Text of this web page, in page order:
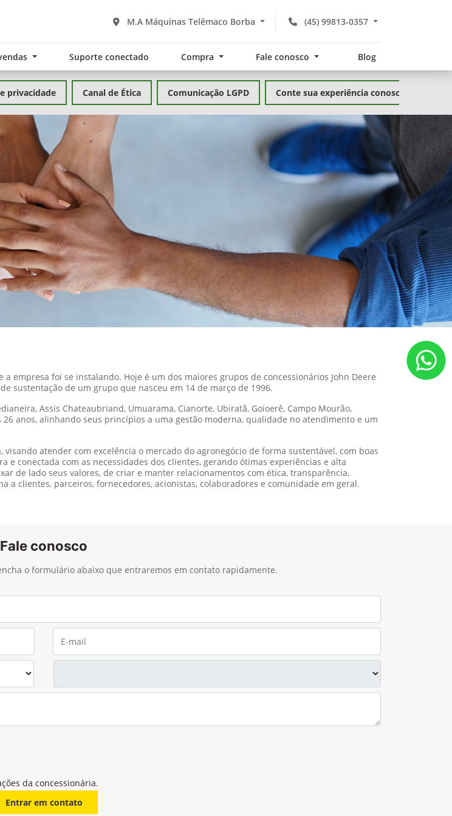
(45) 99813-0357
M.A Máquinas Telêmaco Borba
Suporte conectado Compra Fale conosco Blog
privacidade Canal de Ética Comunicação LGPD Conte sua experiência conosco
empresa foi se instalando. Hoje é um dos maiores grupos de concessionários John Deere
sustentação de um grupo que nasceu em 14 de março de 1996.
Assis Chateaubriand, Umuarama, Cianorte, Ubiratã, Goioerê, Campo Mourão,
anos, alinhando seus princípios a uma gestão moderna, qualidade no atendimento e um
atender com excelência o mercado do agronegócio de forma sustentável, com boas
e conectada com as necessidades dos clientes, gerando ótimas experiências e alta
de lado seus valores, de criar e manter relacionamentos com ética, transparência,
clientes, parceiros, fornecedores, acionistas, colaboradores e comunidade em geral.
Fale conosco
o formulário abaixo que entraremos em contato rapidamente.
da concessionária.
Entrar em contato